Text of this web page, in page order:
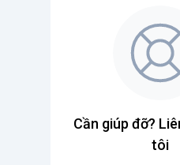
Cần giúp đỡ?
tôi